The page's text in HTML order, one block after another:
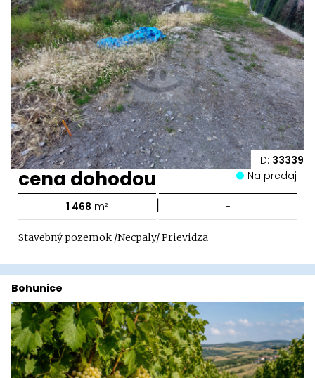
ID: 33339
cena dohodou Na predaj
1 468 m² | -
Stavebný pozemok /Necpaly/ Prievidza
Bohunice